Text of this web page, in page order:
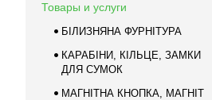
Товары и услуги
БІЛИЗНЯНА ФУРНІТУРА
КАРАБІНИ, КІЛЬЦЕ, ЗАМКИ
ДЛЯ СУМОК
МАГНІТНА КНОПКА, МАГНІТ